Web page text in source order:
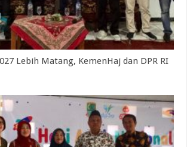
Lebih Matang, KemenHaj dan DPR RI